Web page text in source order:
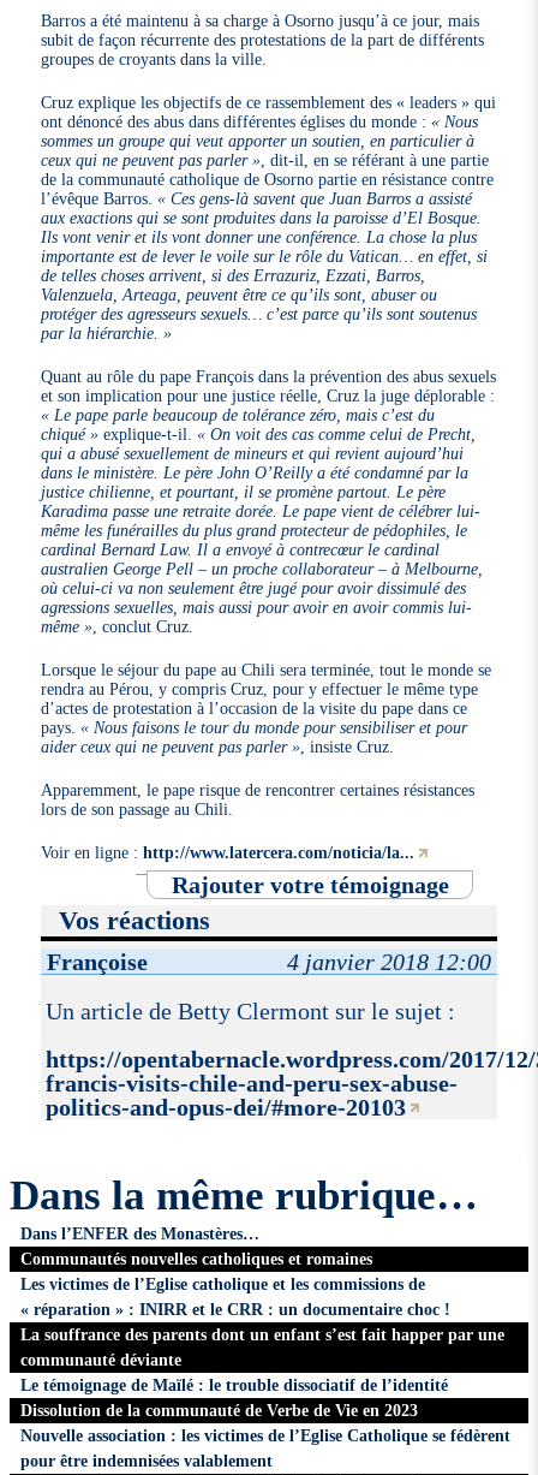
Barros a été maintenu à sa charge à Osorno jusqu’à ce jour, mais
subit de façon récurrente des protestations de la part de différents
groupes de croyants dans la ville.
Cruz explique les objectifs de ce rassemblement des « leaders » qui
ont dénoncé des abus dans différentes églises du monde :« Nous
sommes un groupe qui veut apporter un soutien, en particulier à
ceux qui ne peuvent pas parler » , dit-il, en se référant à une partie
de la communauté catholique de Osorno partie en résistance contre
l’évêque Barros.« Ces gens-là savent que Juan Barros a assisté
aux exactions qui se sont produites dans la paroisse d’El Bosque.
Ils vont venir et ils vont donner une conférence. La chose la plus
importante est de lever le voile sur le rôle du Vatican… en effet, si
de telles choses arrivent, si des Errazuriz, Ezzati, Barros,
Valenzuela, Arteaga, peuvent être ce qu’ils sont, abuser ou
protéger des agresseurs sexuels… c’est parce qu’ils sont soutenus
par la hiérarchie. »
Quant au rôle du pape François dans la prévention des abus sexuels
et son implication pour une justice réelle, Cruz la juge déplorable :
« Le pape parle beaucoup de tolérance zéro, mais c’est du
chiqué » explique-t-il.« On voit des cas comme celui de Precht,
qui a abusé sexuellement de mineurs et qui revient aujourd’hui
dans le ministère. Le père John O’Reilly a été condamné par la
justice chilienne, et pourtant, il se promène partout. Le père
Karadima passe une retraite dorée. Le pape vient de célébrer lui-
même les funérailles du plus grand protecteur de pédophiles, le
cardinal Bernard Law. Il a envoyé à contrecœur le cardinal
australien George Pell – un proche collaborateur – à Melbourne,
où celui-ci va non seulement être jugé pour avoir dissimulé des
agressions sexuelles, mais aussi pour avoir en avoir commis lui-
même » , conclut Cruz.
Lorsque le séjour du pape au Chili sera terminée, tout le monde se
rendra au Pérou, y compris Cruz, pour y effectuer le même type
d’actes de protestation à l’occasion de la visite du pape dans ce
pays.« Nous faisons le tour du monde pour sensibiliser et pour
aider ceux qui ne peuvent pas parler » , insiste Cruz.
Apparemment, le pape risque de rencontrer certaines résistances
lors de son passage au Chili.
Voir en ligne :http://www.latercera.com/noticia/la...
Rajouter votre témoignage
Vos réactions
Françoise
4 janvier 2018 12:00
Un article de Betty Clermont sur le sujet :
https://opentabernacle.wordpress.com/2017/
francis-visits-chile-and-peru-sex-abuse-
politics-and-opus-dei/#more-20103
Dans la même rubrique…
Dans l’ENFER des Monastères…
Communautés nouvelles catholiques et romaines
Les victimes de l’Eglise catholique et les commissions de
« réparation » : INIRR et le CRR : un documentaire choc !
La souffrance des parents dont un enfant s’est fait happer par une
communauté déviante
Le témoignage de Maïlé : le trouble dissociatif de l’identité
Dissolution de la communauté de Verbe de Vie en 2023
Nouvelle association : les victimes de l’Eglise Catholique se fédèrent
pour être indemnisées valablement